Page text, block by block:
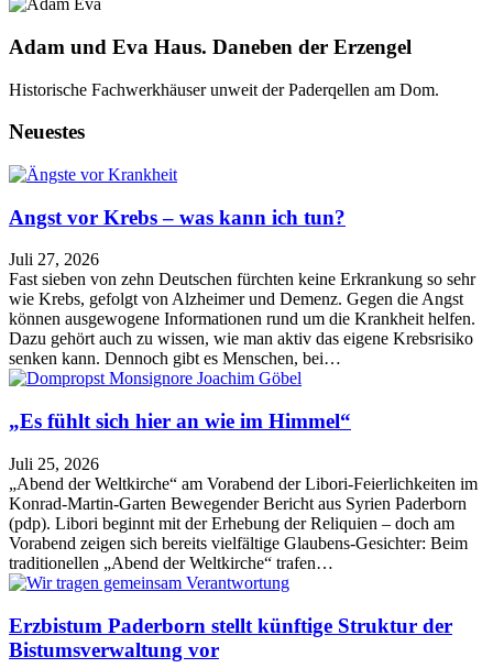
Adam und Eva Haus. Daneben der Erzengel
Historische Fachwerkhäuser unweit der Paderqellen am Dom.
Neuestes
Angst vor Krebs – was kann ich tun?
Juli 27, 2026
Fast sieben von zehn Deutschen fürchten keine Erkrankung so sehr
wie Krebs, gefolgt von Alzheimer und Demenz. Gegen die Angst
können ausgewogene Informationen rund um die Krankheit helfen.
Dazu gehört auch zu wissen, wie man aktiv das eigene Krebsrisiko
senken kann. Dennoch gibt es Menschen, bei…
„Es fühlt sich hier an wie im Himmel“
Juli 25, 2026
„Abend der Weltkirche“ am Vorabend der Libori-Feierlichkeiten im
Konrad-Martin-Garten Bewegender Bericht aus Syrien Paderborn
(pdp). Libori beginnt mit der Erhebung der Reliquien – doch am
Vorabend zeigen sich bereits vielfältige Glaubens-Gesichter: Beim
traditionellen „Abend der Weltkirche“ trafen…
Erzbistum Paderborn stellt künftige Struktur der
Bistumsverwaltung vor